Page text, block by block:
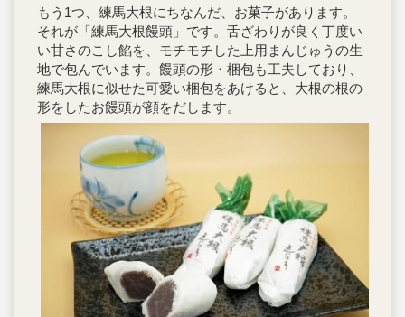
もう1つ、練馬大根にちなんだ、お菓子があります。
それが「練馬大根饅頭」です。舌ざわりが良く丁度い
い甘さのこし餡を、モチモチした上用まんじゅうの生
地で包んでいます。饅頭の形・梱包も工夫しており、
練馬大根に似せた可愛い梱包をあけると、大根の根の
形をしたお饅頭が顔をだします。